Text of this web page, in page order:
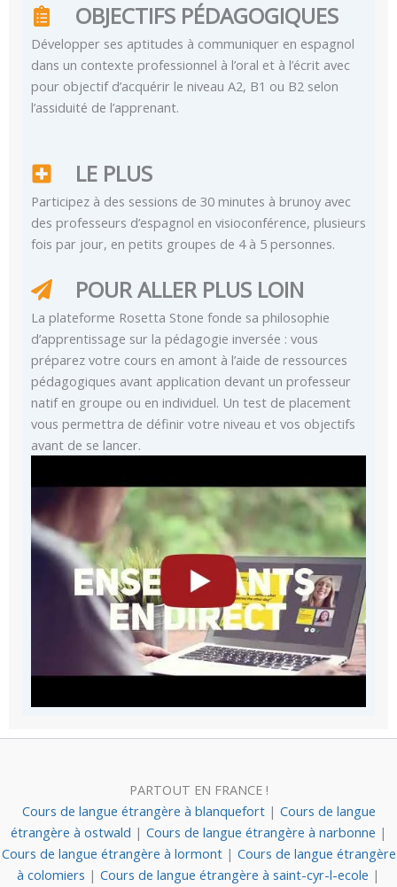
OBJECTIFS PÉDAGOGIQUES
Développer ses aptitudes à communiquer en espagnol
dans un contexte professionnel à l’oral et à l’écrit avec
pour objectif d’acquérir le niveau A2, B1 ou B2 selon
l’assiduité de l’apprenant.
LE PLUS
Participez à des sessions de 30 minutes à brunoy avec
des professeurs d’espagnol en visioconférence, plusieurs
fois par jour, en petits groupes de 4 à 5 personnes.
POUR ALLER PLUS LOIN
La plateforme Rosetta Stone fonde sa philosophie
d’apprentissage sur la pédagogie inversée : vous
préparez votre cours en amont à l’aide de ressources
pédagogiques avant application devant un professeur
natif en groupe ou en individuel. Un test de placement
vous permettra de définir votre niveau et vos objectifs
avant de se lancer.
PARTOUT EN FRANCE !
Cours de langue étrangère à blanquefort | Cours de langue
étrangère à ostwald | Cours de langue étrangère à narbonne |
Cours de langue étrangère à lormont | Cours de langue étrangère
à colomiers | Cours de langue étrangère à saint-cyr-l-ecole |